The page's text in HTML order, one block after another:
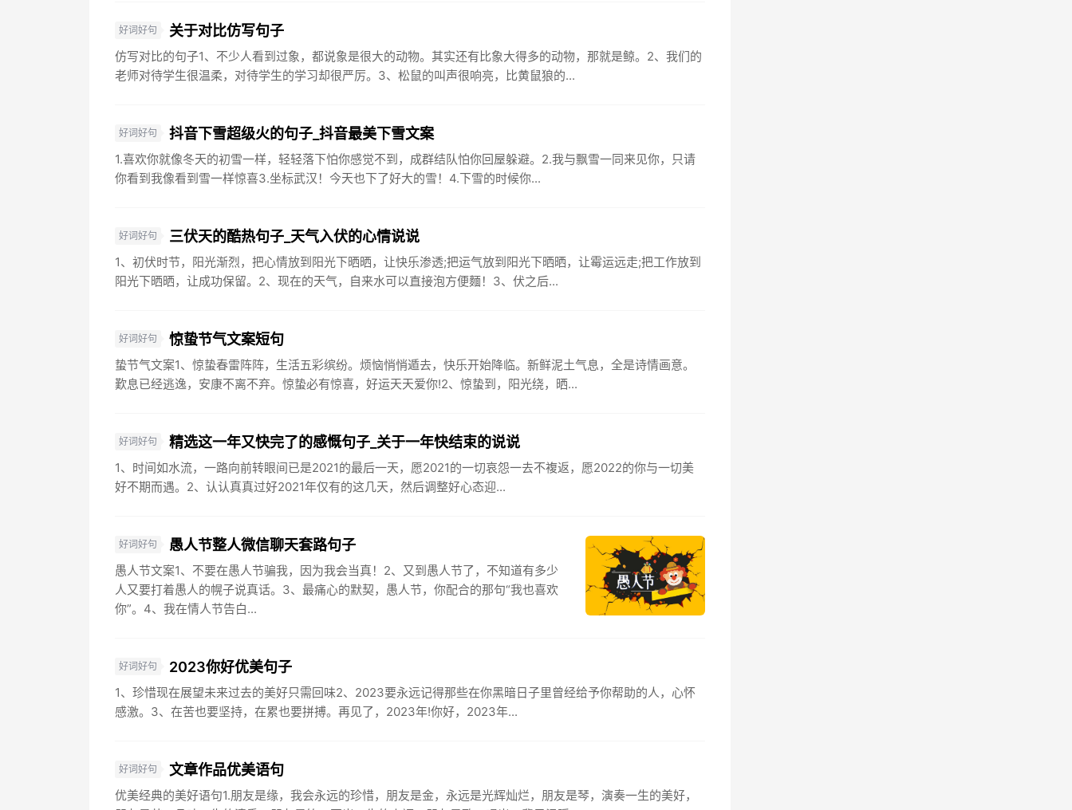
好词好句 关于对比仿写句子
仿写对比的句子1、不少人看到过象，都说象是很大的动物。其实还有比象大得多的动物，那就是鲸。2、我们的
老师对待学生很温柔，对待学生的学习却很严厉。3、松鼠的叫声很响亮，比黄鼠狼的...
好词好句 抖音下雪超级火的句子_抖音最美下雪文案
1.喜欢你就像冬天的初雪一样，轻轻落下怕你感觉不到，成群结队怕你回屋躲避。2.我与飘雪一同来见你，只请
你看到我像看到雪一样惊喜3.坐标武汉！今天也下了好大的雪！4.下雪的时候你...
好词好句 三伏天的酷热句子_天气入伏的心情说说
1、初伏时节，阳光渐烈，把心情放到阳光下晒晒，让快乐渗透;把运气放到阳光下晒晒，让霉运远走;把工作放到
阳光下晒晒，让成功保留。2、现在的天气，自来水可以直接泡方便麵！3、伏之后...
好词好句 惊蛰节气文案短句
蛰节气文案1、惊蛰春雷阵阵，生活五彩缤纷。烦恼悄悄遁去，快乐开始降临。新鲜泥土气息，全是诗情画意。
歎息已经逃逸，安康不离不弃。惊蛰必有惊喜，好运天天爱你!2、惊蛰到，阳光绕，晒...
好词好句 精选这一年又快完了的感慨句子_关于一年快结束的说说
1、时间如水流，一路向前转眼间已是2021的最后一天，愿2021的一切哀怨一去不複返，愿2022的你与一切美
好不期而遇。2、认认真真过好2021年仅有的这几天，然后调整好心态迎...
好词好句 愚人节整人微信聊天套路句子
愚人节文案1、不要在愚人节骗我，因为我会当真！2、又到愚人节了，不知道有多少
人又要打着愚人的幌子说真话。3、最痛心的默契，愚人节，你配合的那句“我也喜欢
你”。4、我在情人节告白...
好词好句 2023你好优美句子
1、珍惜现在展望未来过去的美好只需回味2、2023要永远记得那些在你黑暗日子里曾经给予你帮助的人，心怀
感激。3、在苦也要坚持，在累也要拼搏。再见了，2023年!你好，2023年...
好词好句 文章作品优美语句
优美经典的美好语句1.朋友是缘，我会永远的珍惜，朋友是金，永远是光辉灿烂，朋友是琴，演奏一生的美好，